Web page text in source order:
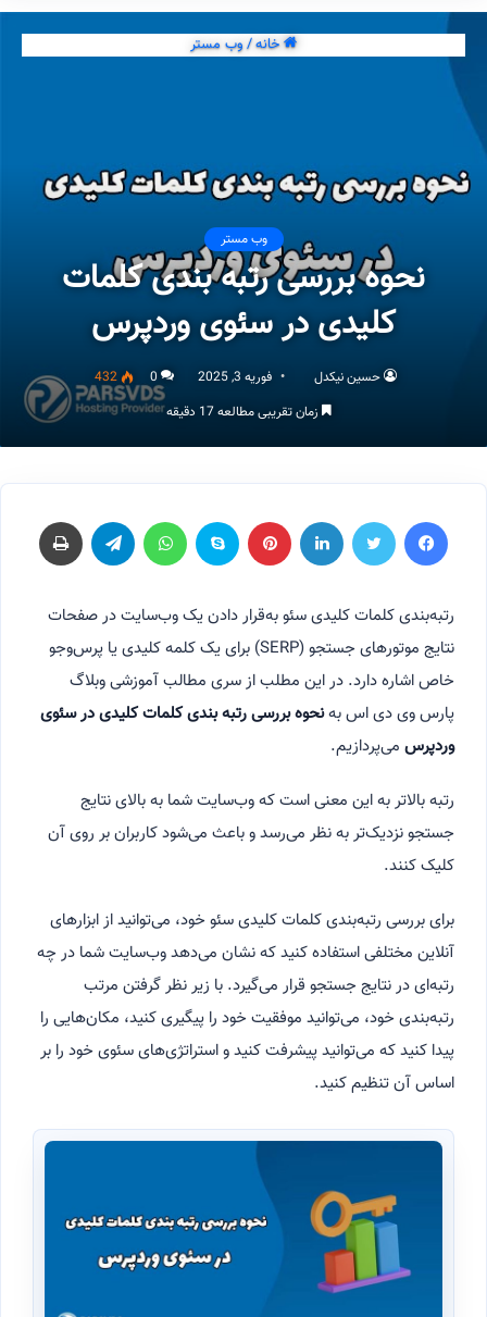
خانه/وب مستر
وب مستر
نحوه بررسی رتبه بندی کلمات
کلیدی در سئوی وردپرس
حسین نیکدل فوریه 3, 2025 0
432
زمان تقریبی مطالعه 17 دقیقه
فیسبوک توییتر لینکداین پینتریست اسکایپ واتس آپ تلگرام چاپ
رتبه‌بندی کلمات کلیدی سئو به‌قرار دادن یک وب‌سایت در صفحات
نتایج موتورهای جستجو (SERP) برای یک کلمه کلیدی یا پرس‌وجو
خاص اشاره دارد. در این مطلب از سری مطالب آموزشی وبلاگ
پارس وی دی اس بهنحوه بررسی رتبه بندی کلمات کلیدی در سئوی
وردپرس می‌پردازیم.
رتبه بالاتر به این معنی است که وب‌سایت شما به بالای نتایج
جستجو نزدیک‌تر به نظر می‌رسد و باعث می‌شود کاربران بر روی آن
کلیک کنند.
برای بررسی رتبه‌بندی کلمات کلیدی سئو خود، می‌توانید از ابزارهای
آنلاین مختلفی استفاده کنید که نشان می‌دهد وب‌سایت شما در چه
رتبه‌ای در نتایج جستجو قرار می‌گیرد. با زیر نظر گرفتن مرتب
رتبه‌بندی خود، می‌توانید موفقیت خود را پیگیری کنید، مکان‌هایی را
پیدا کنید که می‌توانید پیشرفت کنید و استراتژی‌های سئوی خود را بر
اساس آن تنظیم کنید.